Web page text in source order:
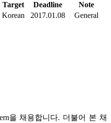
Target Deadline
Note
Korean 2017.01.08 General
을 채용합니다. 더불어 본 채